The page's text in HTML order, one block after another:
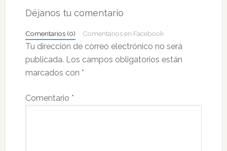
con
lectores
Déjanos tu comentario
Comentarios (0) Comentarios en Facebook
Tu dirección de correo electrónico no será
publicada. Los campos obligatorios están
marcados con *
Comentario *